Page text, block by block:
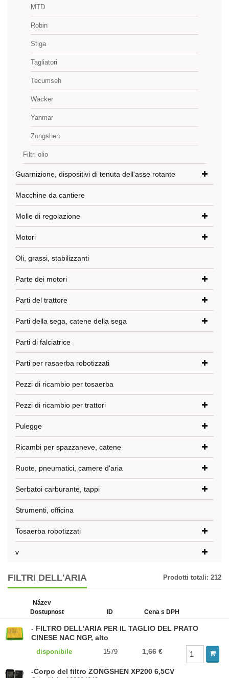
MTD
Robin
Stiga
Tagliatori
Tecumseh
Wacker
Yanmar
Zongshen
Filtri olio
Guarnizione, dispositivi di tenuta dell'asse rotante
Macchine da cantiere
Molle di regolazione
Motori
Oli, grassi, stabilizzanti
Parte dei motori
Parti del trattore
Parti della sega, catene della sega
Parti di falciatrice
Parti per rasaerba robotizzati
Pezzi di ricambio per tosaerba
Pezzi di ricambio per trattori
Pulegge
Ricambi per spazzaneve, catene
Ruote, pneumatici, camere d'aria
Serbatoi carburante, tappi
Strumenti, officina
Tosaerba robotizzati
v
FILTRI DELL'ARIA Prodotti totali: 212
Název
Dostupnost
ID Cena s DPH
- FILTRO DELL'ARIA PER IL TAGLIO DEL PRATO
CINESE NAC NGP, alto
disponibile 1579 1,66 €
-Corpo del filtro ZONGSHEN XP200 6,5CV